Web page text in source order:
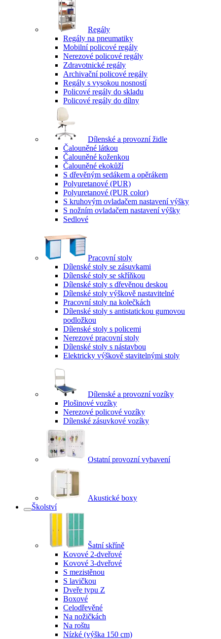
Regály
Regály na pneumatiky
Mobilní policové regály
Nerezové policové regály
Zdravotnické regály
Archivační policové regály
Regály s vysokou nosností
Policové regály do skladu
Policové regály do dílny
Dílenské a provozní židle
Čalouněné látkou
Čalouněné koženkou
Čalouněné ekokůží
S dřevěným sedákem a opěrákem
Polyuretanové (PUR)
Polyuretanové (PUR color)
S kruhovým ovladačem nastavení výšky
S nožním ovladačem nastavení výšky
Sedlové
Pracovní stoly
Dílenské stoly se zásuvkami
Dílenské stoly se skříňkou
Dílenské stoly s dřevěnou deskou
Dílenské stoly výškově nastavitelné
Pracovní stoly na kolečkách
Dílenské stoly s antistatickou gumovou
podložkou
Dílenské stoly s policemi
Nerezové pracovní stoly
Dílenské stoly s nástavbou
Elektricky výškově stavitelnými stoly
Dílenské a provozní vozíky
Plošinové vozíky
Nerezové policové vozíky
Dílenské zásuvkové vozíky
Ostatní provozní vybavení
Akustické boxy
Školství
Šatní skříně
Kovové 2-dveřové
Kovové 3-dveřové
S mezistěnou
S lavičkou
Dveře typu Z
Boxové
Celodřevěné
Na nožičkách
Na roštu
Nízké (výška 150 cm)